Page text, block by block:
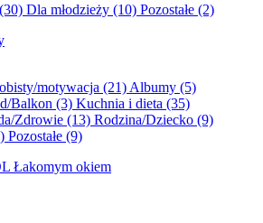
(30) Dla młodzieży (10) Pozostałe (2)
motywacja (21) Albumy (5)
Balkon (3) Kuchnia i dieta (35)
Zdrowie (13) Rodzina/Dziecko (9)
Pozostałe (9)